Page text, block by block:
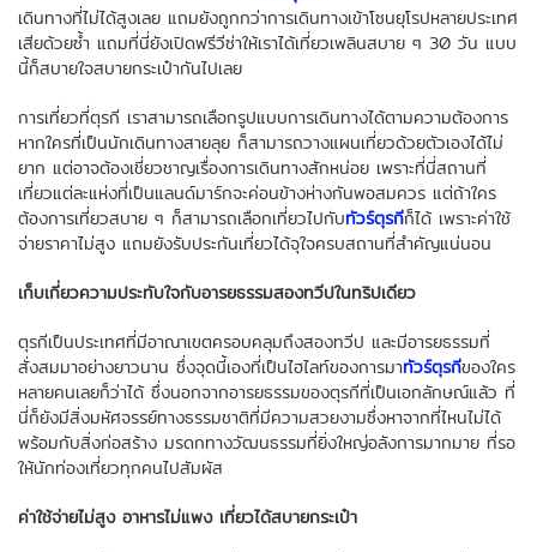
เดินทางที่ไม่ได้สูงเลย แถมยังถูกกว่าการเดินทางเข้าโซนยุโรปหลายประเทศ
เสียด้วยซ้ำ แถมที่นี่ยังเปิดฟรีวีซ่าให้เราได้เที่ยวเพลินสบาย ๆ 30 วัน แบบ
นี้ก็สบายใจสบายกระเป๋ากันไปเลย
การเที่ยวที่ตุรกี เราสามารถเลือกรูปแบบการเดินทางได้ตามความต้องการ
หากใครที่เป็นนักเดินทางสายลุย ก็สามารถวางแผนเที่ยวด้วยตัวเองได้ไม่
ยาก แต่อาจต้องเชี่ยวชาญเรื่องการเดินทางสักหน่อย เพราะที่นี่สถานที่
เที่ยวแต่ละแห่งที่เป็นแลนด์มาร์กจะค่อนข้างห่างกันพอสมควร แต่ถ้าใคร
ต้องการเที่ยวสบาย ๆ ก็สามารถเลือกเที่ยวไปกับทัวร์ตุรกีก็ได้ เพราะค่าใช้
จ่ายราคาไม่สูง แถมยังรับประกันเที่ยวได้จุใจครบสถานที่สำคัญแน่นอน
เก็บเกี่ยวความประทับใจกับอารยธรรมสองทวีปในทริปเดียว
ตุรกีเป็นประเทศที่มีอาณาเขตครอบคลุมถึงสองทวีป และมีอารยธรรมที่
สั่งสมมาอย่างยาวนาน ซึ่งจุดนี้เองที่เป็นไฮไลท์ของการมาทัวร์ตุรกีของใคร
หลายคนเลยก็ว่าได้ ซึ่งนอกจากอารยธรรมของตุรกีที่เป็นเอกลักษณ์แล้ว ที่
นี่ก็ยังมีสิ่งมหัศจรรย์ทางธรรมชาติที่มีความสวยงามซึ่งหาจากที่ไหนไม่ได้
พร้อมกับสิ่งก่อสร้าง มรดกทางวัฒนธรรมที่ยิ่งใหญ่อลังการมากมาย ที่รอ
ให้นักท่องเที่ยวทุกคนไปสัมผัส
ค่าใช้จ่ายไม่สูง อาหารไม่แพง เที่ยวได้สบายกระเป๋า